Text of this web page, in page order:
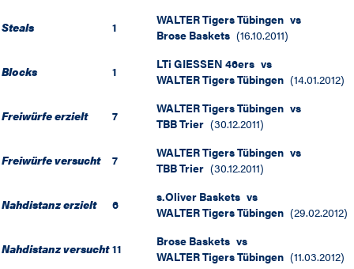
Steals 1 WALTER Tigers Tübingen vs
Brose Baskets (16.10.2011)
Blocks 1 LTi GIESSEN 46ers vs
WALTER Tigers Tübingen (14.01.2012)
Freiwürfe erzielt 7 WALTER Tigers Tübingen vs
TBB Trier (30.12.2011)
Freiwürfe versucht 7 WALTER Tigers Tübingen vs
TBB Trier (30.12.2011)
Nahdistanz erzielt 6 s.Oliver Baskets vs
WALTER Tigers Tübingen (29.02.2012)
Nahdistanz versucht 11 Brose Baskets vs
WALTER Tigers Tübingen (11.03.2012)